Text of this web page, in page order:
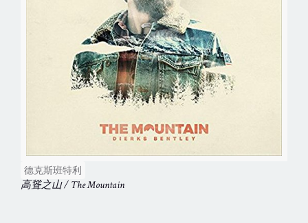
德克斯班特利
高聳之山 / The Mountain